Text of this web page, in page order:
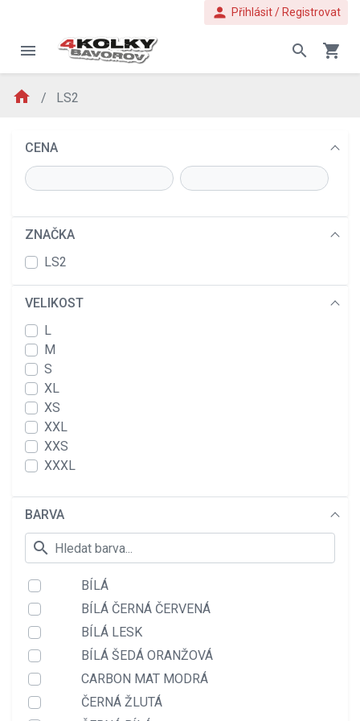
person Přihlásit / Registrovat
menu search shopping_cart
home LS2
CENA
ZNAČKA
LS2
VELIKOST
L
M
S
XL
XS
XXL
XXS
XXXL
BARVA
search
BÍLÁ
BÍLÁ ČERNÁ ČERVENÁ
BÍLÁ LESK
BÍLÁ ŠEDÁ ORANŽOVÁ
CARBON MAT MODRÁ
ČERNÁ ŽLUTÁ